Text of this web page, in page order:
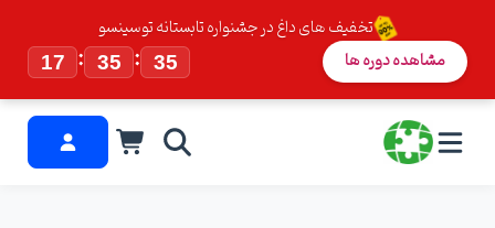
تخفیف های داغ در جشنواره تابستانه توسینسو
17
: 35 : 34 مشاهده دوره ها